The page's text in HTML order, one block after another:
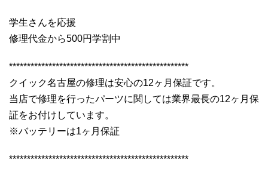
学生さんを応援
修理代金から500円学割中
**************************************************
クイック名古屋の修理は安心の12ヶ月保証です。
当店で修理を行ったパーツに関しては業界最長の12ヶ月保
証をお付けしています。
※バッテリーは1ヶ月保証
**************************************************